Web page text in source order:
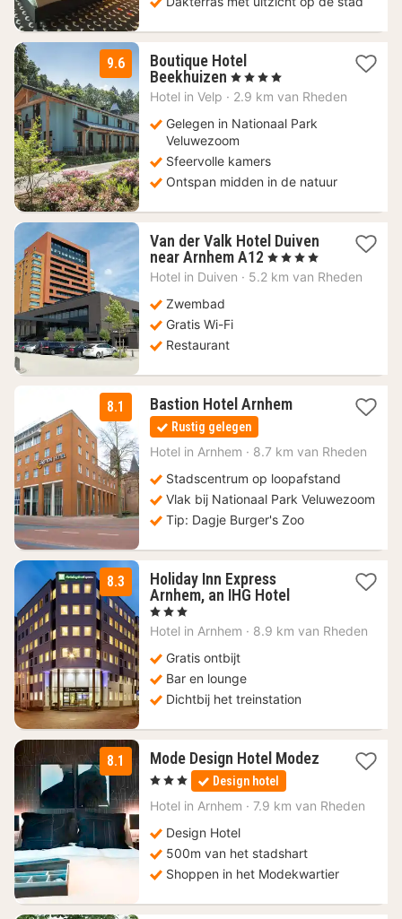
9.6
Boutique Hotel
Beekhuizen 1
nacht
240,11
€
, 4 Sterren
Hotel in Velp · 2.9 km van Rheden
Gelegen in Nationaal Park
Veluwezoom
Sfeervolle kamers
Ontspan midden in de natuur
Van der Valk Hotel Duiven
near Arnhem A12 1
nacht
, 4 Sterren
Hotel in Duiven · 5.2 km van Rheden
Zwembad
Gratis Wi-Fi
Restaurant
8.1 Bastion Hotel Arnhem1
79
Rustig gelegen
Hotel in Arnhem · 8.7 km van Rheden
Stadscentrum op loopafstand
Vlak bij Nationaal Park Veluwezoom
Tip: Dagje Burger's Zoo
8.3
Holiday Inn Express
Arnhem, an IHG Hotel1
vanaf
, 3 Sterren
Hotel in Arnhem · 8.9 km van Rheden
Gratis ontbijt
Bar en lounge
Dichtbij het treinstation
8.1 Mode Design Hotel Modez1
119
, 3 Sterren Design hotel
Hotel in Arnhem · 7.9 km van Rheden
Design Hotel
500m van het stadshart
Shoppen in het Modekwartier